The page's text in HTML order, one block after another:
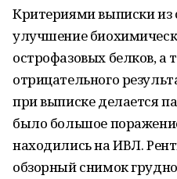
Критериями выписки из
улучшение
острофазовых белков, а
отрицательного
при выписке делается
было большое
находились на ИВЛ.
обзорный снимок